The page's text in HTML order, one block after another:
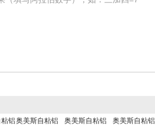
铝奥美斯自粘铝 奥美斯自粘铝 奥美斯自粘铝